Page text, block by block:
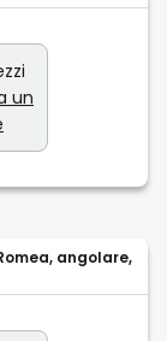
un
angolare,